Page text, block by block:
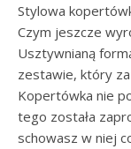
Stylowa
Czym jeszcze
Usztywnianą
zestawie, który
Kopertówka nie
tego została
schowasz w niej